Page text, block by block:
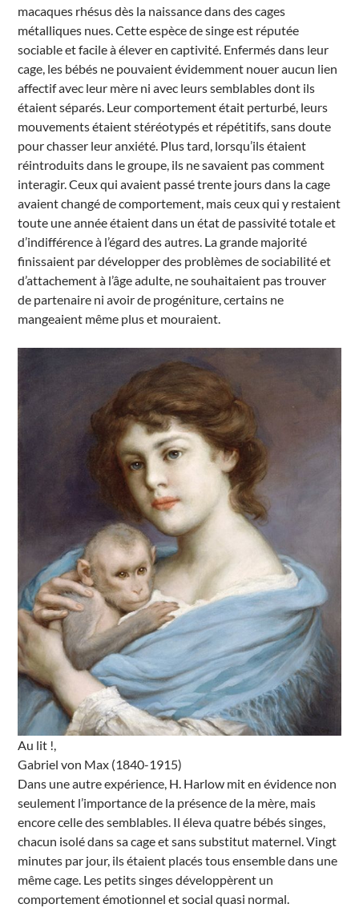
macaques rhésus dès la naissance dans des cages
métalliques nues. Cette espèce de singe est réputée
sociable et facile à élever en captivité. Enfermés dans leur
cage, les bébés ne pouvaient évidemment nouer aucun lien
affectif avec leur mère ni avec leurs semblables dont ils
étaient séparés. Leur comportement était perturbé, leurs
mouvements étaient stéréotypés et répétitifs, sans doute
pour chasser leur anxiété. Plus tard, lorsqu’ils étaient
réintroduits dans le groupe, ils ne savaient pas comment
interagir. Ceux qui avaient passé trente jours dans la cage
avaient changé de comportement, mais ceux qui y restaient
toute une année étaient dans un état de passivité totale et
d’indifférence à l’égard des autres. La grande majorité
finissaient par développer des problèmes de sociabilité et
d’attachement à l’âge adulte, ne souhaitaient pas trouver
de partenaire ni avoir de progéniture, certains ne
mangeaient même plus et mouraient.
Au lit !,
Gabriel von Max (1840-1915)
Dans une autre expérience, H. Harlow mit en évidence non
seulement l’importance de la présence de la mère, mais
encore celle des semblables. Il éleva quatre bébés singes,
chacun isolé dans sa cage et sans substitut maternel. Vingt
minutes par jour, ils étaient placés tous ensemble dans une
même cage. Les petits singes développèrent un
comportement émotionnel et social quasi normal.